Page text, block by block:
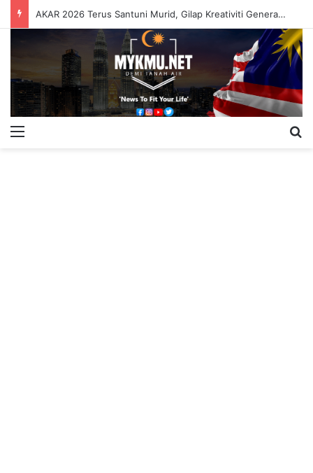
AKAR 2026 Terus Santuni Murid, Gilap Kreativiti Generasi Muda